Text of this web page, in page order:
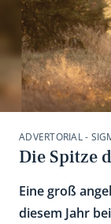
ADVERTORIAL -
Die Spitze
Eine groß
diesem Jahr